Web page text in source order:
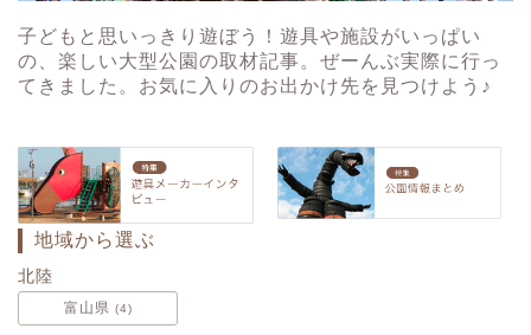
子どもと思いっきり遊ぼう！遊具や施設がいっぱい
の、楽しい大型公園の取材記事。ぜーんぶ実際に行っ
てきました。お気に入りのお出かけ先を見つけよう♪
地域から選ぶ
北陸
富山県 4